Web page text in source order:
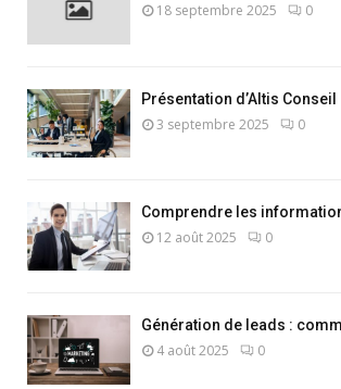
18 septembre 2025 0
Présentation d’Altis Conseil
3 septembre 2025 0
Comprendre les
12 août 2025 0
Génération de leads :
4 août 2025 0